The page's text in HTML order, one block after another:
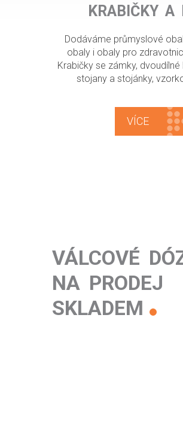
KRABIČKY A
Dodáváme průmyslové
obaly i obaly pro
Krabičky se zámky,
stojany a stojánky,
VÍCE
VÁLCOVÉ
NA PRODEJ
SKLADEM